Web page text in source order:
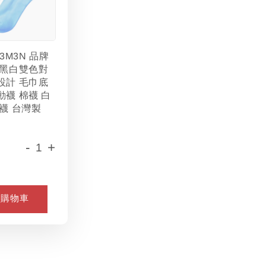
品牌
白雙色對
計 毛巾底
襪 棉襪 白
台灣製
- +
物車